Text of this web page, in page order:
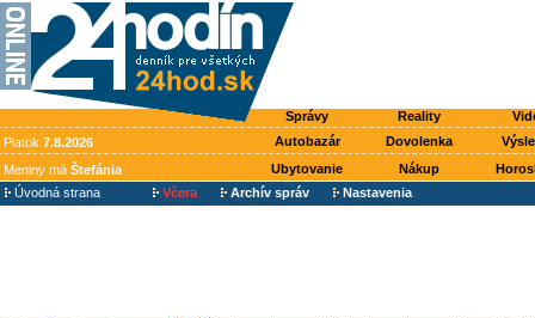
Správy Reality
Piatok 7.8.2026 Autobazár Dovolenka
Meniny má Štefánia Ubytovanie Nákup
Úvodná strana
Včera Archív správ Nastavenia